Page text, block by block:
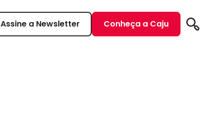
Assine a Newsletter Conheça a Caju